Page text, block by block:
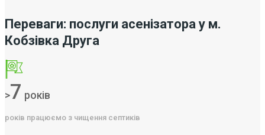
Переваги: послуги асенізатора у м.
Кобзівка Друга
>7 років
років працюємо з чищення септиків